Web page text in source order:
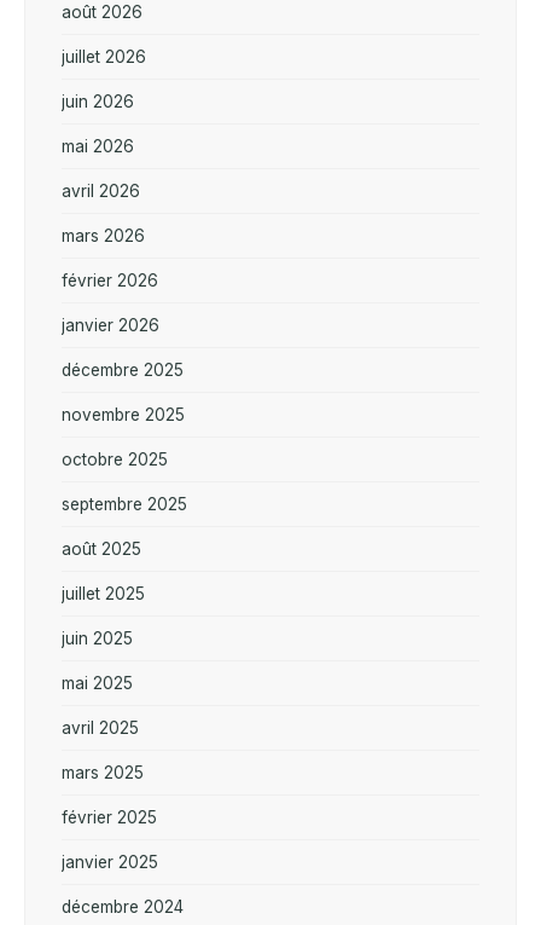
août 2026
juillet 2026
juin 2026
mai 2026
avril 2026
mars 2026
février 2026
janvier 2026
décembre 2025
novembre 2025
octobre 2025
septembre 2025
août 2025
juillet 2025
juin 2025
mai 2025
avril 2025
mars 2025
février 2025
janvier 2025
décembre 2024